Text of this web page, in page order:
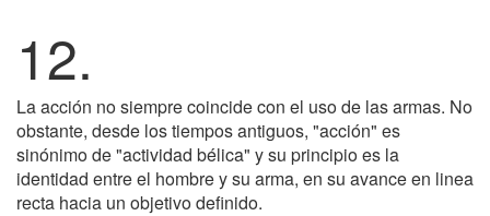
12.
La acción no siempre coincide con el uso de las armas. No
obstante, desde los tiempos antiguos, "acción" es
sinónimo de "actividad bélica" y su principio es la
identidad entre el hombre y su arma, en su avance en linea
recta hacia un objetivo definido.